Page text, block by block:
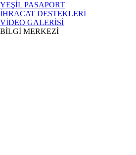
YEŞİL PASAPORT
İHRACAT DESTEKLERİ
VİDEO GALERİSİ
BİLGİ MERKEZİ